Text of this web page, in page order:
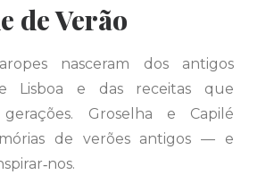
de Verão
nasceram dos antigos
Lisboa e das receitas que
gerações. Groselha e Capilé
de verões antigos — e